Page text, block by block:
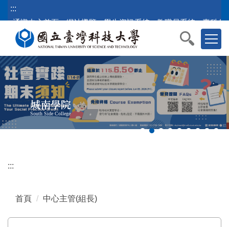
跳
到
內
容
區
塊
:::
通識中心首頁
網站導覽 學生資訊系統 教職員系統 臺科公
城南學院
South Side College
:::
首頁 中心主管(組長)